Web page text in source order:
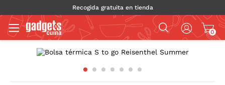
Recogida gratuita en tienda
0